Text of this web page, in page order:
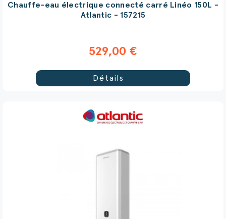
Chauffe-eau électrique connecté carré Linéo 150L -
Atlantic - 157215
529,00 €
Détails